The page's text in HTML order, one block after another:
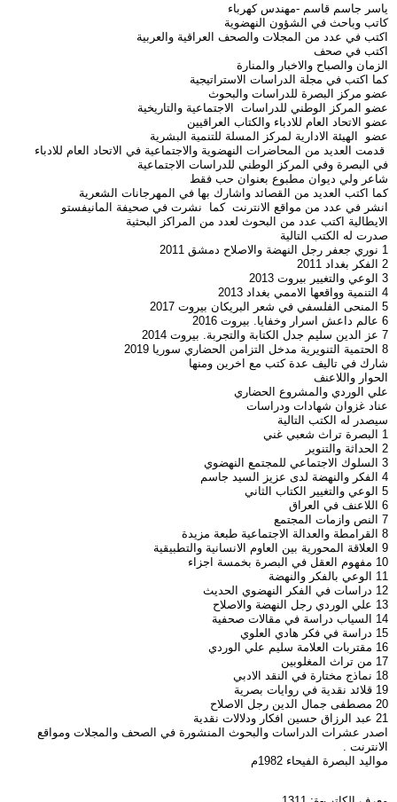
ياسر جاسم قاسم -مهندس كهرباء
كاتب وباحث في الشؤون النهضوية
اكتب في عدد من المجلات والصحف العراقية والعربية
اكتب في صحف
الزمان والصباح والاخبار والمنارة
كما اكتب في مجلة الدراسات الاستراتيجية
عضو مركز البصرة للدراسات والبحوث
عضو المركز الوطني للدراسات الاجتماعية والتاريخية
عضو الاتحاد العام للادباء والكتاب العراقيين
عضو الهيئة الادارية لمركز المسلة للتنمية البشرية
قدمت العديد من المحاضرات النهضوية والاجتماعية في الاتحاد العام للادباء
في البصرة وفي المركز الوطني للدراسات الاجتماعية
شاعر ولي ديوان مطبوع بعنوان حب فقط
كما اكتب العديد من القصائد واشارك بها في المهرجانات الشعرية
انشر في عدد من مواقع الانترنت كما نشرت في صحيفة المانيفستو
الايطالية اكتب عدد من البحوث لعدد من المراكز البحثية
صدرت له الكتب التالية
1 نوري جعفر رجل النهضة والاصلاح دمشق 2011
2 الفكر بغداد 2011
3 الوعي والتغيير بيروت 2013
4 التنمية وواقعها الاممي بغداد 2013
5 المنحى الفلسفي في شعر البريكان بيروت 2017
6 عالم داعش اسرار وخفايا. بيروت 2016
7 عز الدين سليم جدل الكتابة والتجربة. بيروت 2014
8 الحتمية التنويرية مدخل التزامن الحضاري سوريا 2019
شارك في تاليف عدة كتب مع اخرين ومنها
الحوار واللاعنف
علي الوردي والمشروع الحضاري
عناد غزوان شهادات ودراسات
سيصدر له الكتب التالية
1 البصرة تراث شعبي غني
2 الحداثة والتنوير
3 السلوك الاجتماعي للمجتمع النهضوي
4 الفكر والنهضة لدى عزيز السيد جاسم
5 الوعي والتغيير الكتاب الثاني
6 اللاعنف في العراق
7 النص وازمات المجتمع
8 القرامطة والعدالة الاجتماعية طبعة مزيدة
9 العلاقة المحورية بين العاوم الانسانية والتطبيقية
10 مفهوم العقل في البصرة بخمسة اجزاء
11 الوعي بالفكر والنهضة
12 دراسات في الفكر النهضوي الحديث
13 علي الوردي رجل النهضة والاصلاح
14 السياب دراسة في مقالات صحفية
15 دراسة في فكر هادي العلوي
16 مقتربات العلامة سليم علي الوردي
17 من تراث المغلوبين
18 نماذج مختارة في النقد الادبي
19 قلائد نقدية في روايات بصرية
20 مصطفى جمال الدين رجل الاصلاح
21 عبد الرزاق حسين افكار ودلالات نقدية
اصدر عشرات الدراسات والبحوث المنشورة في الصحف والمجلات ومواقع
الانترنت .
مواليد البصرة الفيحاء 1982م